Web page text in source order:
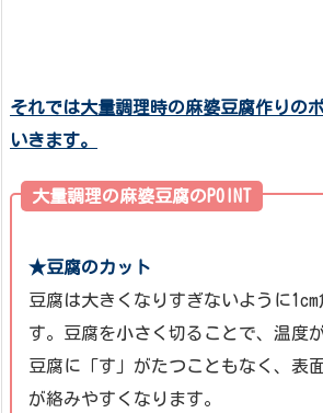
それでは大量調理時の麻婆豆腐作りの
いきます。
大量調理の麻婆豆腐のPOINT
★豆腐のカット
豆腐は大きくなりすぎないように
す。豆腐を小さく切ることで、温度
豆腐に「す」がたつこともなく、表
が絡みやすくなります。